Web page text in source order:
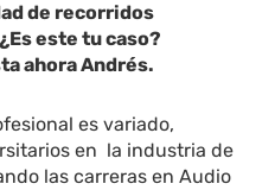
de recorridos
este tu caso?
ahora Andrés.
es variado,
en la industria de
las carreras en Audio